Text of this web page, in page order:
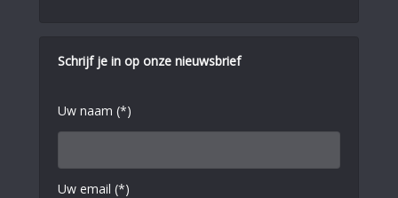
Schrijf je in op onze nieuwsbrief
Uw naam (*)
Uw email (*)